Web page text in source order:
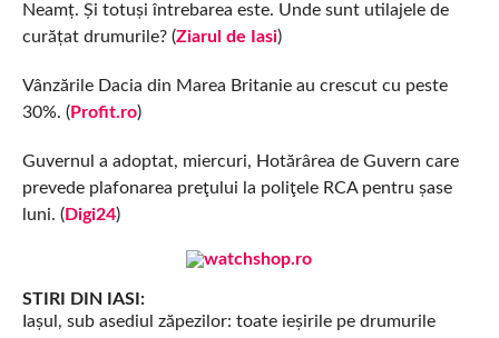
Neamț. Și totuși întrebarea este. Unde sunt utilajele de
curățat drumurile? (Ziarul de Iasi)
Vânzările Dacia din Marea Britanie au crescut cu peste
30%. (Profit.ro)
Guvernul a adoptat, miercuri, Hotărârea de Guvern care
prevede plafonarea preţului la poliţele RCA pentru șase
luni. (Digi24)
STIRI DIN IASI:
Iașul, sub asediul zăpezilor: toate ieșirile pe drumurile